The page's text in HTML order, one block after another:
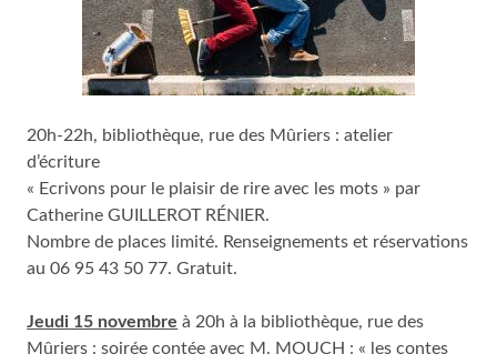
20h-22h, bibliothèque, rue des Mûriers : atelier
d’écriture
« Ecrivons pour le plaisir de rire avec les mots » par
Catherine GUILLEROT RÉNIER.
Nombre de places limité. Renseignements et réservations
au 06 95 43 50 77. Gratuit.
Jeudi 15 novembre à 20h à la bibliothèque, rue des
Mûriers : soirée contée avec M. MOUCH : « les contes